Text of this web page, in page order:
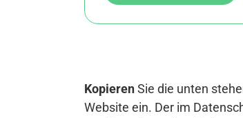
KopierenSie die unten
Website ein. Der im